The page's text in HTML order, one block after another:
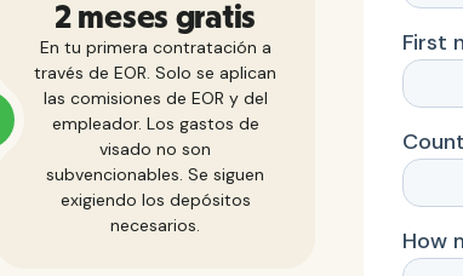
2 meses gratis
En tu primera contratación a
través de EOR. Solo se aplican
las comisiones de EOR y del
empleador. Los gastos de
visado no son
subvencionables. Se siguen
exigiendo los depósitos
necesarios.